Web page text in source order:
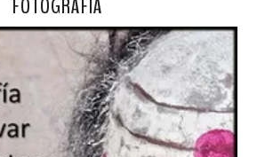
FOTOGRAFÍA